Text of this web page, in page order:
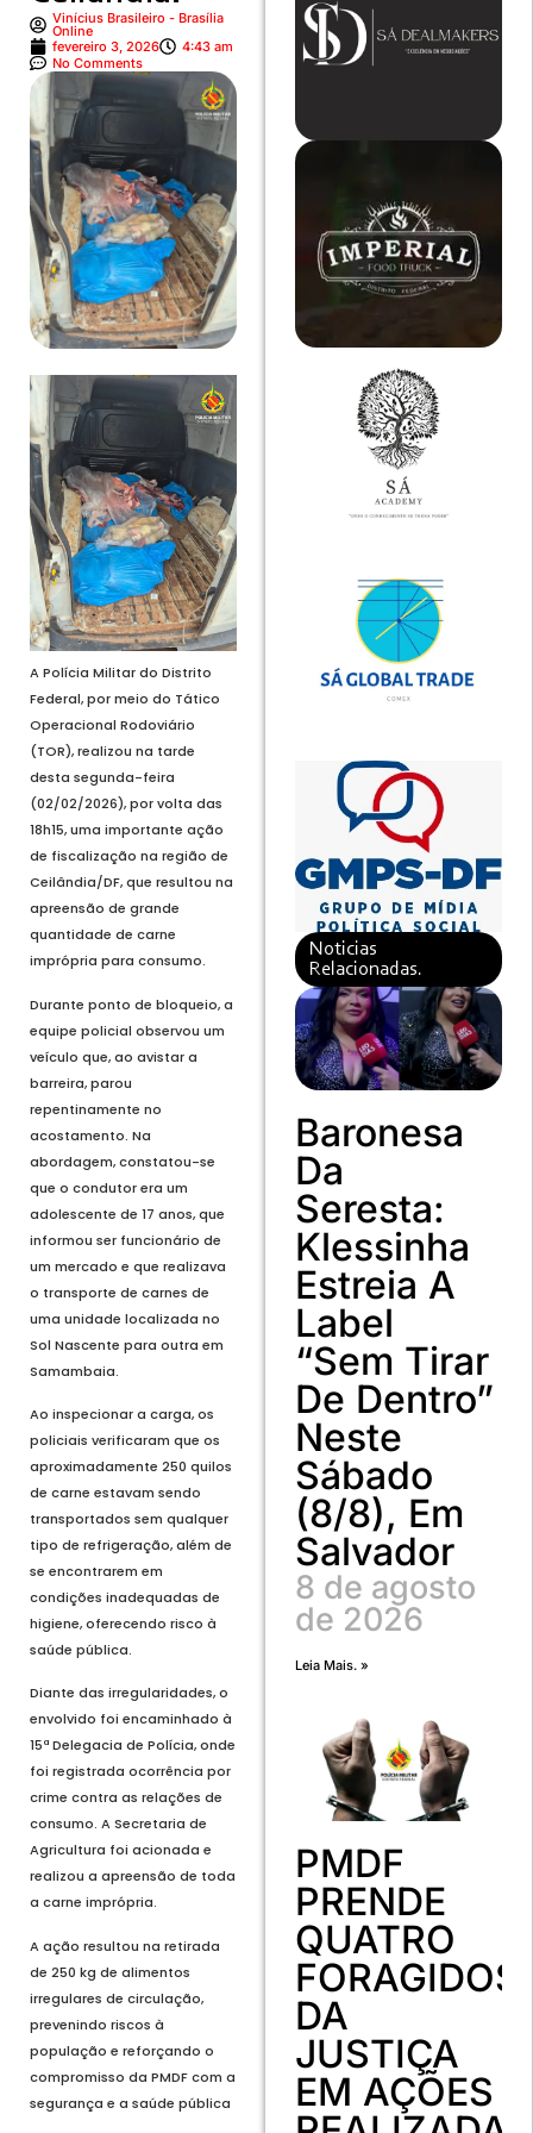
Vinícius Brasileiro - Brasília
Online
fevereiro 3, 2026
4:43 am
No Comments
A Polícia Militar do Distrito
Federal, por meio do Tático
Operacional Rodoviário
(TOR), realizou na tarde
desta segunda-feira
(02/02/2026), por volta das
18h15, uma importante ação
de fiscalização na região de
Ceilândia/DF, que resultou na
apreensão de grande
quantidade de carne
imprópria para consumo.
Durante ponto de bloqueio, a
equipe policial observou um
veículo que, ao avistar a
barreira, parou
repentinamente no
acostamento. Na
abordagem, constatou-se
que o condutor era um
adolescente de 17 anos, que
informou ser funcionário de
um mercado e que realizava
o transporte de carnes de
uma unidade localizada no
Sol Nascente para outra em
Samambaia.
Ao inspecionar a carga, os
policiais verificaram que os
aproximadamente 250 quilos
de carne estavam sendo
transportados sem qualquer
tipo de refrigeração, além de
se encontrarem em
condições inadequadas de
higiene, oferecendo risco à
saúde pública.
Diante das irregularidades, o
envolvido foi encaminhado à
15ª Delegacia de Polícia, onde
foi registrada ocorrência por
crime contra as relações de
consumo. A Secretaria de
Agricultura foi acionada e
realizou a apreensão de toda
a carne imprópria.
A ação resultou na retirada
de 250 kg de alimentos
irregulares de circulação,
prevenindo riscos à
população e reforçando o
compromisso da PMDF com a
segurança e a saúde pública
Noticias
Relacionadas.
Baronesa
Da
Seresta:
Klessinha
Estreia A
Label
“Sem Tirar
De Dentro”
Neste
Sábado
(8/8), Em
Salvador
8 de agosto
de 2026
Leia Mais. »
PMDF
PRENDE
QUATRO
FORAGIDOS
DA
JUSTIÇA
EM AÇÕES